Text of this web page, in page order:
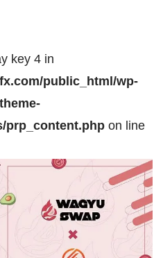
key 4 in
public_html/wp-
prp_content.php on line